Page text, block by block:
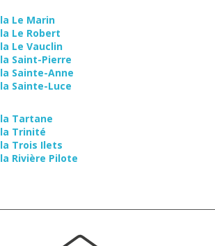
Le Marin
Le Robert
Le Vauclin
Saint-Pierre
Sainte-Anne
Sainte-Luce
Tartane
Trinité
Trois Ilets
Rivière Pilote